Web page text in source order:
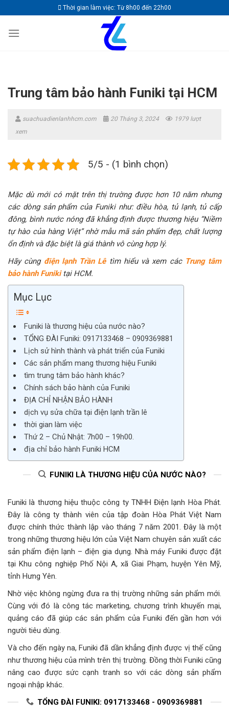
to
content
Thời gian làm việc: Từ 8h00 đến 22h00
Trung tâm bảo hành Funiki tại HCM
suachuadienlanhhcm.com 20 Tháng 3, 2024
1979 lượt
xem
5/5 - (1 bình chọn)
Mặc dù mới có mặt trên thị trường được hơn 10 năm nhưng
các dòng sản phẩm của Funiki như: điều hòa, tủ lạnh, tủ cấp
đông, bình nước nóng đã khẳng định được thương hiệu “Niềm
tự hào của hàng Việt” nhờ mẫu mã sản phẩm đẹp, chất lượng
ổn định và đặc biệt là giá thành vô cùng hợp lý.
Hãy cùng điện lạnh Trần Lêtìm hiểu và xem các Trung tâm
bảo hành Funikitại HCM.
Mục Lục
Funiki là thương hiệu của nước nào?
TỔNG ĐÀI Funiki: 0917133468 – 0909369881
Lịch sử hình thành và phát triển của Funiki
Các sản phẩm mang thương hiệu Funiki
tìm trung tâm bảo hành khác?
Chính sách bảo hành của Funiki
ĐỊA CHỈ NHẬN BẢO HÀNH
dịch vụ sửa chữa tại điện lạnh trần lê
thời gian làm việc
Thứ 2 – Chủ Nhật: 7h00 – 19h00.
địa chỉ bảo hành Funiki HCM
FUNIKI LÀ THƯƠNG HIỆU CỦA NƯỚC NÀO?
Funiki là thương hiệu thuộc công ty TNHH Điện lạnh Hòa Phát.
Đây là công ty thành viên của tập đoàn Hòa Phát Việt Nam
được chính thức thành lập vào tháng 7 năm 2001. Đây là một
trong những thương hiệu lớn của Việt Nam chuyên sản xuất các
sản phẩm điện lạnh – điện gia dụng. Nhà máy Funiki được đặt
tại Khu công nghiệp Phố Nội A, xã Giai Phạm, huyện Yên Mỹ,
tỉnh Hưng Yên.
Nhờ việc không ngừng đưa ra thị trường những sản phẩm mới.
Cùng với đó là công tác marketing, chương trình khuyến mại,
quảng cáo đã giúp các sản phẩm của Funiki đến gần hơn với
người tiêu dùng.
Và cho đến ngày na, Funiki đã dần khẳng định được vị thế cũng
như thương hiệu của mình trên thị trường. Đồng thời Funiki cũng
nâng cao được sức cạnh tranh so với các dòng sản phẩm
ngoại nhập khác.
TỔNG ĐÀI FUNIKI: 0917133468 - 0909369881